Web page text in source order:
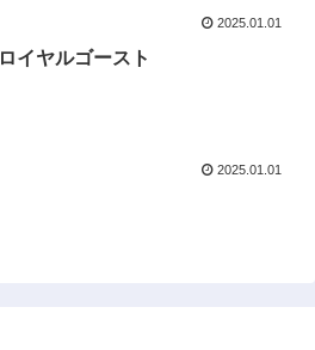
2025.01.01
ロイヤルゴースト
2025.01.01